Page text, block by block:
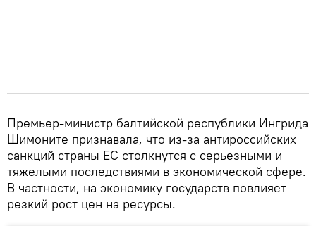
Премьер-министр балтийской республики Ингрида
Шимоните признавала, что из-за антироссийских
санкций страны ЕС столкнутся с серьезными и
тяжелыми последствиями в экономической сфере.
В частности, на экономику государств повлияет
резкий рост цен на ресурсы.